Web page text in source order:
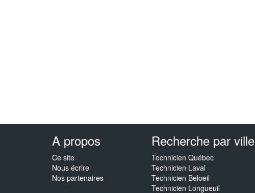
A propos
Ce site
Nous écrire
Nos partenaires
Recherche par ville
Technicien Québec
Technicien Laval
Technicien Beloeil
Technicien Longueuil